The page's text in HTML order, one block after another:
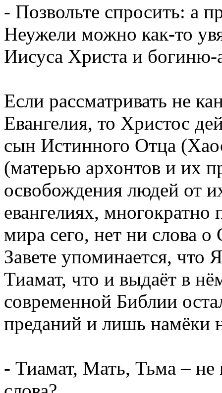
- Позвольте спросить: а
Неужели можно как-то
Иисуса Христа и богиню-
Если рассматривать не
Евангелия, то Христос
сын Истинного Отца
(матерью архонтов и их
освобождения людей от
евангелиях, многократно
мира сего, нет ни слова
Завете упоминается, что
Тиамат, что и выдаёт в
современной Библии
преданий и лишь намёки
- Тиамат, Мать, Тьма – не